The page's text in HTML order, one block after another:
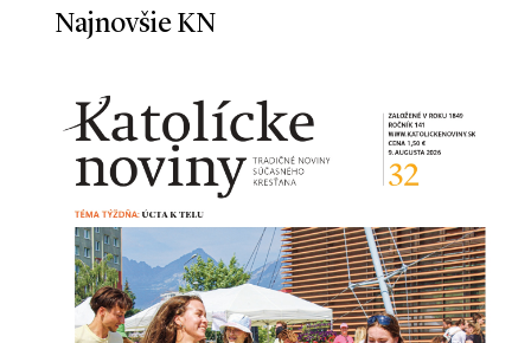
Najnovšie KN